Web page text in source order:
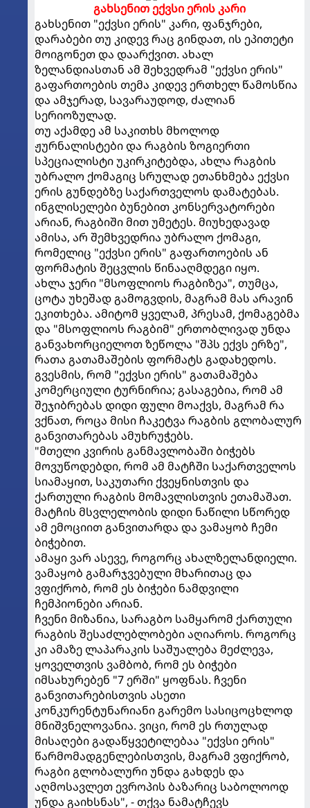
გახსენით ექვსი ერის კარი
გახსენით "ექვსი ერის" კარი, ფანჯრები,
დარაბები თუ კიდევ რაც გინდათ, ის ეპითეტი
მოიგონეთ და დაარქვით. ახალ
ზელანდიასთან ამ შეხვედრამ "ექვსი ერის"
გაფართოების თემა კიდევ ერთხელ წამოსწია
და ამჯერად, სავარაუდოდ, ძალიან
სერიოზულად.
თუ აქამდე ამ საკითხს მხოლოდ
ჟურნალისტები და რაგბის ზოგიერთი
სპეციალისტი უკირკიტებდა, ახლა რაგბის
უბრალო ქომაგიც სრულად ეთანხმება ექვსი
ერის გუნდებზე საქართველოს დამატებას.
ინგლისელები ბუნებით კონსერვატორები
არიან, რაგბიში მით უმეტეს. მიუხედავად
ამისა, არ შემხვედრია უბრალო ქომაგი,
რომელიც "ექვსი ერის" გაფართოების ან
ფორმატის შეცვლის წინააღმდეგი იყო.
ახლა ჯერი "მსოფლიოს რაგბიზეა", თუმცა,
ცოტა უხეშად გამოგვდის, მაგრამ მას არავინ
ეკითხება. ამიტომ ყველამ, პრესამ, ქომაგებმა
და "მსოფლიოს რაგბიმ" ერთობლივად უნდა
განვახორციელოთ ზეწოლა "შპს ექვს ერზე",
რათა გათამაშების ფორმატს გადახედოს.
გვესმის, რომ "ექვსი ერის" გათამაშება
კომერციული ტურნირია; გასაგებია, რომ ამ
შეჯიბრებას დიდი ფული მოაქვს, მაგრამ რა
ვქნათ, როცა მისი ჩაკეტვა რაგბის გლობალურ
განვითარებას ამუხრუჭებს.
"მთელი კვირის განმავლობაში ბიჭებს
მოვუწოდებდი, რომ ამ მატჩში საქართველოს
სიამაყით, საკუთარი ქვეყნისთვის და
ქართული რაგბის მომავლისთვის ეთამაშათ.
მატჩის მსვლელობის დიდი ნაწილი სწორედ
ამ ემოციით განვითარდა და ვამაყობ ჩემი
ბიჭებით.
ამაყი ვარ ასევე, როგორც ახალზელანდიელი.
ვამაყობ გამარჯვებული მხარითაც და
ვფიქრობ, რომ ეს ბიჭები ნამდვილი
ჩემპიონები არიან.
ჩვენი მიზანია, სარაგბო სამყარომ ქართული
რაგბის შესაძლებლობები აღიაროს. როგორც
კი ამაზე ლაპარაკის საშუალება მეძლევა,
ყოველთვის ვამბობ, რომ ეს ბიჭები
იმსახურებენ "7 ერში" ყოფნას. ჩვენი
განვითარებისთვის ასეთი
კონკურენტუნარიანი გარემო სასიცოცხლოდ
მნიშვნელოვანია. ვიცი, რომ ეს რთულად
მისაღები გადაწყვეტილებაა "ექვსი ერის"
წარმომადგენლებისთვის, მაგრამ ვფიქრობ,
რაგბი გლობალური უნდა გახდეს და
აღმოსავლეთ ევროპის ბაზარიც საბოლოოდ
უნდა გაიხსნას", - თქვა ნამატჩევს